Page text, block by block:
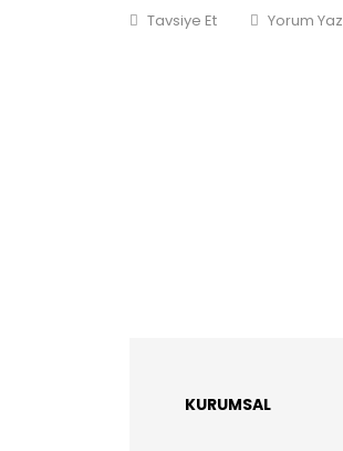
Tavsiye Et Yorum Yaz
KURUMSAL